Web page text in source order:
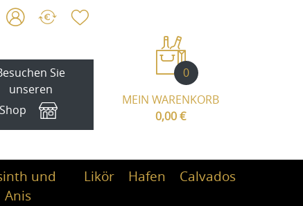
Sie
unseren
Shop
0
MEIN WARENKORB
0,00 €
und
Anis
Likör Hafen Calvados